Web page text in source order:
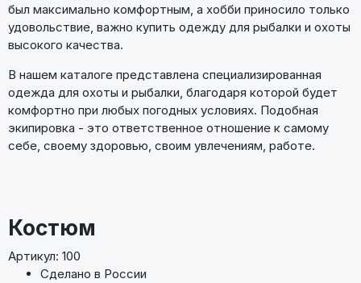
был максимально комфортным, а хобби приносило только
удовольствие, важно купить одежду для рыбалки и охоты
высокого качества.
В нашем каталоге представлена специализированная
одежда для охоты и рыбалки, благодаря которой будет
комфортно при любых погодных условиях. Подобная
экипировка - это ответственное отношение к самому
себе, своему здоровью, своим увлечениям, работе.
Костюм
Артикул: 100
Сделано в России